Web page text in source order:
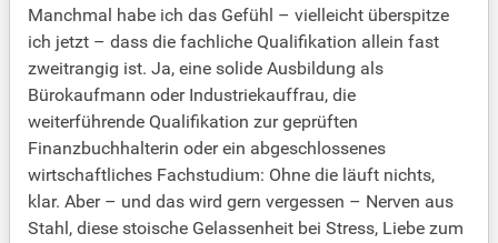
Manchmal habe ich das Gefühl – vielleicht überspitze
ich jetzt – dass die fachliche Qualifikation allein fast
zweitrangig ist. Ja, eine solide Ausbildung als
Bürokaufmann oder Industriekauffrau, die
weiterführende Qualifikation zur geprüften
Finanzbuchhalterin oder ein abgeschlossenes
wirtschaftliches Fachstudium: Ohne die läuft nichts,
klar. Aber – und das wird gern vergessen – Nerven aus
Stahl, diese stoische Gelassenheit bei Stress, Liebe zum